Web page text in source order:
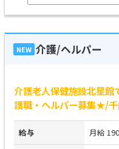
NEW 介護/ヘルパー
介護老人保健施設北星
護職・ヘルパー募集★/
給与 月給